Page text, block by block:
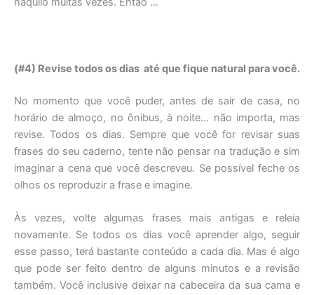
(#4) Revise todos os dias até que fique natural para você.
No momento que você puder, antes de sair de casa, no
horário de almoço, no ônibus, à noite… não importa, mas
revise. Todos os dias. Sempre que você for revisar suas
frases do seu caderno, tente não pensar na tradução e sim
imaginar a cena que você descreveu. Se possível feche os
olhos os reproduzir a frase e imagine.
Às vezes, volte algumas frases mais antigas e releia
novamente. Se todos os dias você aprender algo, seguir
esse passo, terá bastante conteúdo a cada dia. Mas é algo
que pode ser feito dentro de alguns minutos e a revisão
também. Você inclusive deixar na cabeceira da sua cama e